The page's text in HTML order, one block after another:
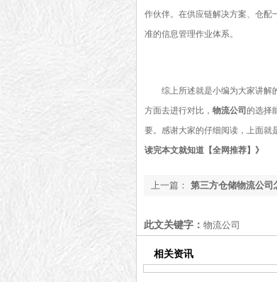
作伙伴。在供应链解决方案、仓配
准的信息管理作业体系。
综上所述就是小编为大家讲解的
方面去进行对比， 物流公司 的选择
要。感谢大家的仔细阅读，上面就
读完本文就知道【全网推荐】 》
上一篇： 第三方仓储物流公司
此文关键字： 物流公司
相关资讯